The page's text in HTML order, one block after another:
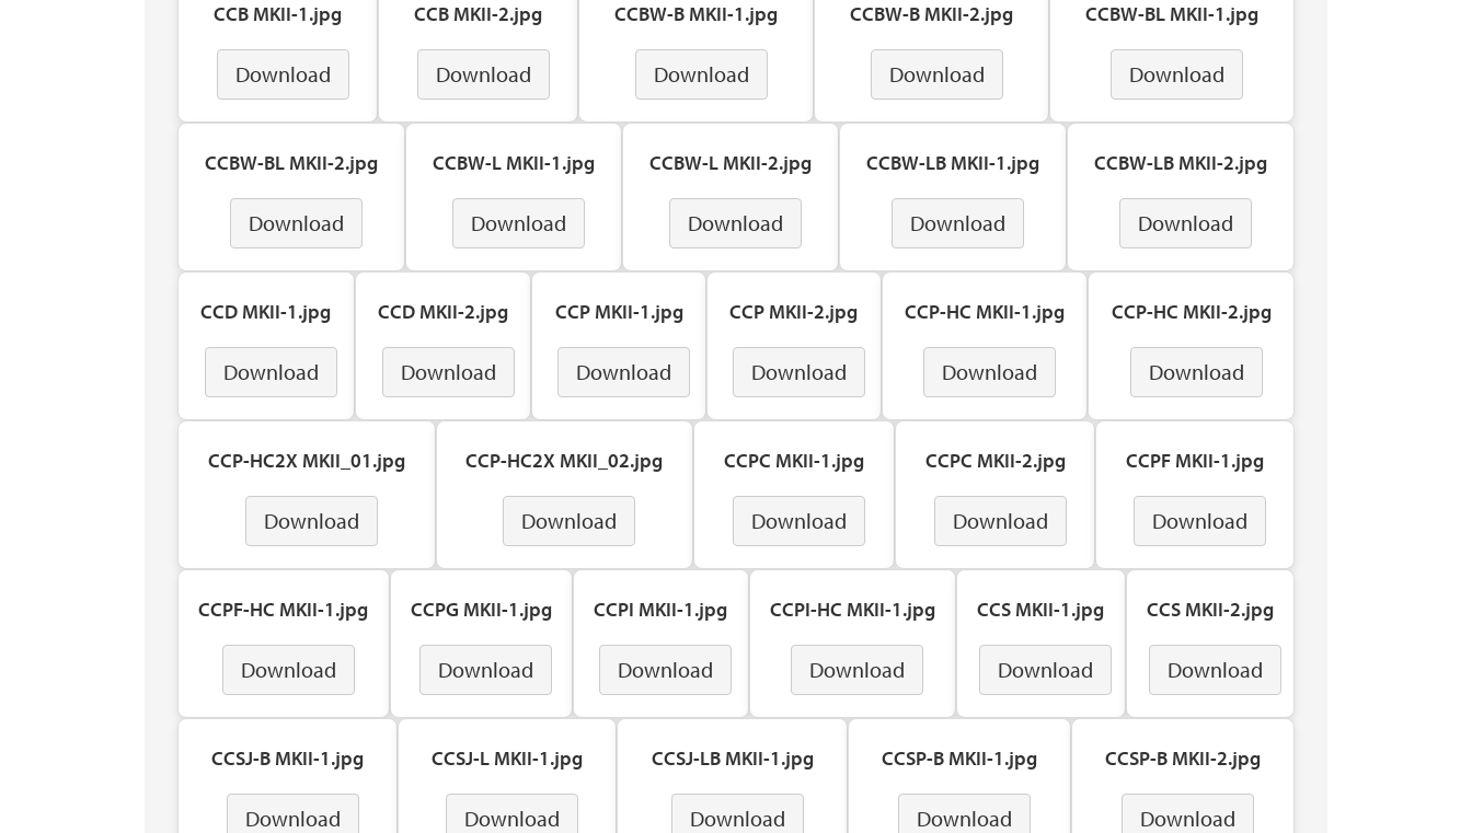
CCB MKII-1.jpg
Download
CCB MKII-2.jpg
Download
CCBW-B MKII-1.jpg
Download
CCBW-B MKII-2.jpg
Download
CCBW-BL MKII-1.jpg
Download
CCBW-BL MKII-2.jpg
Download
CCBW-L MKII-1.jpg
Download
CCBW-L MKII-2.jpg
Download
CCBW-LB MKII-1.jpg
Download
CCBW-LB MKII-2.jpg
Download
CCD MKII-1.jpg
Download
CCD MKII-2.jpg
Download
CCP MKII-1.jpg
Download
CCP MKII-2.jpg
Download
CCP-HC MKII-1.jpg
Download
CCP-HC MKII-2.jpg
Download
CCP-HC2X MKII_01.jpg
Download
CCP-HC2X MKII_02.jpg
Download
CCPC MKII-1.jpg
Download
CCPC MKII-2.jpg
Download
CCPF MKII-1.jpg
Download
CCPF-HC MKII-1.jpg
Download
CCPG MKII-1.jpg
Download
CCPI MKII-1.jpg
Download
CCPI-HC MKII-1.jpg
Download
CCS MKII-1.jpg
Download
CCS MKII-2.jpg
Download
CCSJ-B MKII-1.jpg
Download
CCSJ-L MKII-1.jpg
Download
CCSJ-LB MKII-1.jpg
Download
CCSP-B MKII-1.jpg
Download
CCSP-B MKII-2.jpg
Download